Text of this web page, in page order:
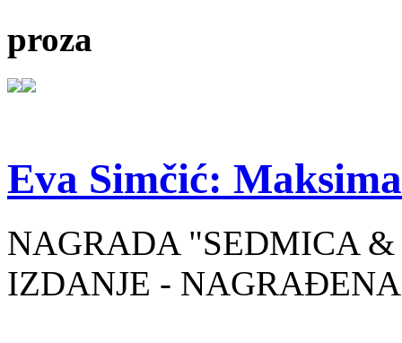
proza
Eva Simčić:
NAGRADA "SEDMICA
IZDANJE -